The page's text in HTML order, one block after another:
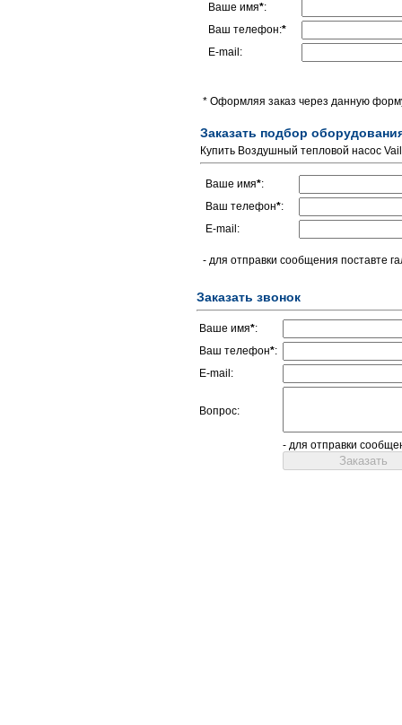
Ваше имя*:
Ваш телефон:*
E-mail:
* Оформляя заказ через данную
Заказать подбор
Купить Воздушный тепловой насос
Ваше имя*:
Ваш телефон*:
E-mail:
- для отправки сообщения поставте
Заказать звонок
Ваше имя*:
Ваш телефон*:
E-mail:
Вопрос:
- для отправки